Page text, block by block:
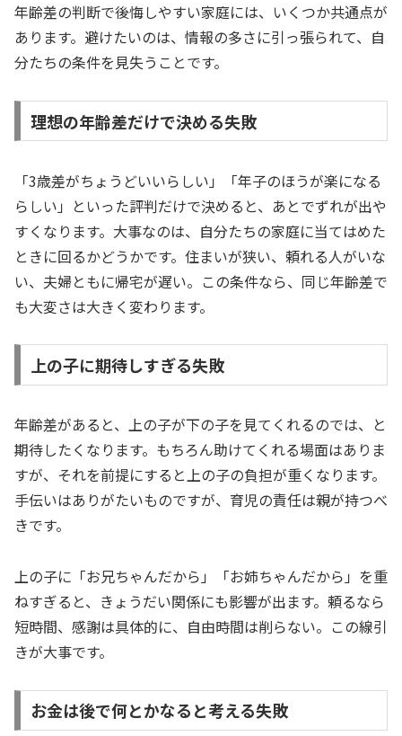
年齢差の判断で後悔しやすい家庭には、いくつか共通点が
あります。避けたいのは、情報の多さに引っ張られて、自
分たちの条件を見失うことです。
理想の年齢差だけで決める失敗
「3歳差がちょうどいいらしい」「年子のほうが楽になる
らしい」といった評判だけで決めると、あとでずれが出や
すくなります。大事なのは、自分たちの家庭に当てはめた
ときに回るかどうかです。住まいが狭い、頼れる人がいな
い、夫婦ともに帰宅が遅い。この条件なら、同じ年齢差で
も大変さは大きく変わります。
上の子に期待しすぎる失敗
年齢差があると、上の子が下の子を見てくれるのでは、と
期待したくなります。もちろん助けてくれる場面はありま
すが、それを前提にすると上の子の負担が重くなります。
手伝いはありがたいものですが、育児の責任は親が持つべ
きです。
上の子に「お兄ちゃんだから」「お姉ちゃんだから」を重
ねすぎると、きょうだい関係にも影響が出ます。頼るなら
短時間、感謝は具体的に、自由時間は削らない。この線引
きが大事です。
お金は後で何とかなると考える失敗